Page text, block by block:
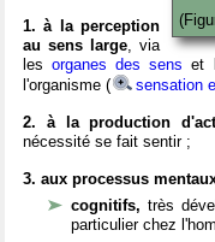
1. à la perception
au sens large, via
lesorganes des sens et
l'organisme (
sensation
2. à la production
nécessité se fait sentir ;
3. aux processus
cognitifs,très
particulier chez